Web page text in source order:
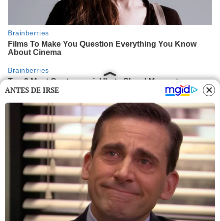
ANTES DE IRSE